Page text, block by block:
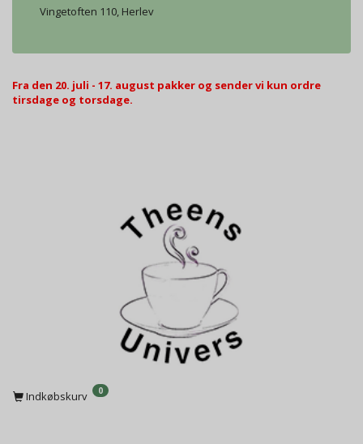
Vingetoften 110, Herlev
Fra den 20. juli - 17. august pakker og sender vi kun ordre
tirsdage og torsdage.
Indkøbskurv 0